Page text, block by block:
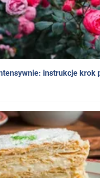
instrukcje krok